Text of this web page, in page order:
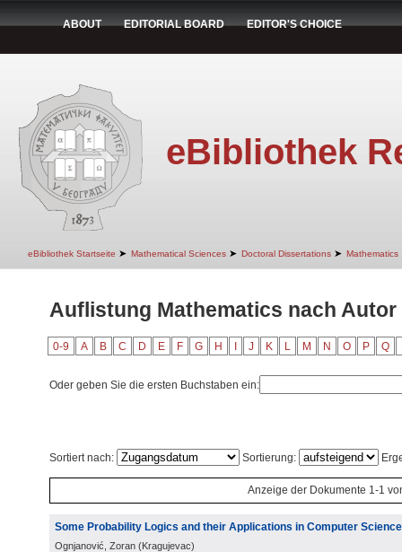
ABOUT EDITORIAL BOARD EDITOR'S CHOICE
eBibliothek
eBibliothek Startseite ➤ Mathematical Sciences ➤ Doctoral Dissertations ➤ Mathematics
Auflistung Mathematics nach
0-9 A B C D E F G H J K L M N O P Q
Oder geben Sie die ersten Buchstaben ein:
Sortiert nach: Sortierung:
Anzeige der Dokumente 1-1
Some Probability Logics and their Applications in Computer
Ognjanović, Zoran (Kragujevac)